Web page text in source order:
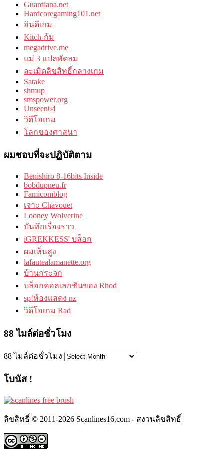
Guardiana.net
Hardcoregaming101.net
อินดีเกม
Kitch-ก้ม
megadrive.me
แม่ 3 แปลพัดลม
ละเมิดลิขสิทธิ์กลางเกม
Satake
shmup
smspower.org
Unseen64
วิดีโอเกม
โลกของศาสนา
ผมชอบที่จะปฏิบัติตาม
Benishiro 8-16bits Inside
bobdupneu.fr
Famicomblog
เจาะ Chavouet
Looney Wolverine
บันทึกเรื่องราว
iGREKKESS' บล็อก
ผมเห็นสูง
lafautealamanette.org
บ้านกระจก
บล็อกคอลเลกชันของ Rhod
sp!ห้องแสดง nz
วิดีโอเกม Rad
88 ไมล์ต่อชั่วโมง
88 ไมล์ต่อชั่วโมง
โบนัส !
ลิขสิทธิ์ © 2011-2026 Scanlines16.com - สงวนลิขสิทธิ์